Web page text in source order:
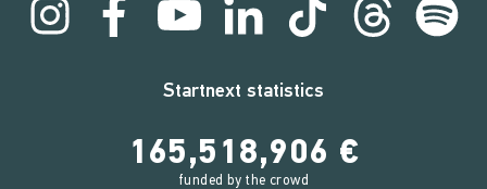
Startnext statistics
165,518,906 €
funded by the crowd